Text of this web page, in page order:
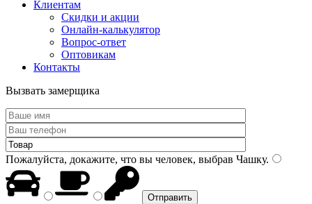
Клиентам
Скидки и акции
Онлайн-калькулятор
Вопрос-ответ
Оптовикам
Контакты
Вызвать замерщика
Пожалуйста, докажите, что вы человек, выбрав Чашку.